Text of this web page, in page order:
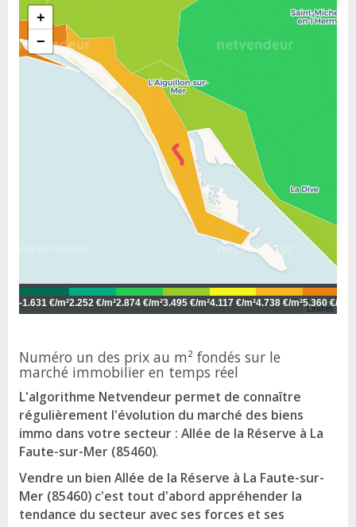
+
−
Leaflet
-1.631 €/m²2.252 €/m²2.874 €/m²3.495 €/m²4.117 €/m²4.738 €/m²5.360 €/m²
Numéro un des prix au m² fondés sur le
marché immobilier en temps réel
L'algorithme Netvendeur permet de connaître
régulièrement l'évolution du marché des biens
immo dans votre secteur : Allée de la Réserve à La
Faute-sur-Mer (85460).
Vendre un bien Allée de la Réserve à La Faute-sur-
Mer (85460) c'est tout d'abord appréhender la
tendance du secteur avec ses forces et ses